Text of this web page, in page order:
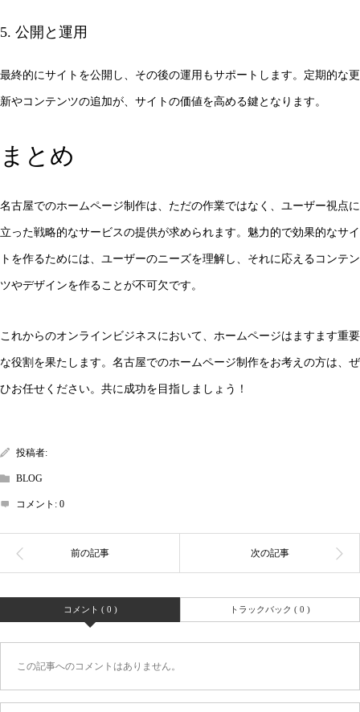
5. 公開と運用
最終的にサイトを公開し、その後の運用もサポートします。定期的な更
新やコンテンツの追加が、サイトの価値を高める鍵となります。
まとめ
名古屋でのホームページ制作は、ただの作業ではなく、ユーザー視点に
立った戦略的なサービスの提供が求められます。魅力的で効果的なサイ
トを作るためには、ユーザーのニーズを理解し、それに応えるコンテン
ツやデザインを作ることが不可欠です。
これからのオンラインビジネスにおいて、ホームページはますます重要
な役割を果たします。名古屋でのホームページ制作をお考えの方は、ぜ
ひお任せください。共に成功を目指しましょう！
投稿者:
BLOG
コメント: 0
コメント ( 0 ) トラックバック ( 0 )
この記事へのコメントはありません。